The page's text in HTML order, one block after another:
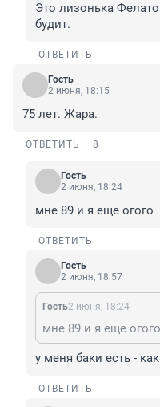
Это лизонька
будит.
ОТВЕТИТЬ
Гость
2 июня, 18:15
75 лет. Жара.
ОТВЕТИТЬ 8
Гость
2 июня, 18:24
мне 89 и я еще огого
ОТВЕТИТЬ
Гость
2 июня, 18:57
Гость2 июня, 18:24
мне 89 и я еще огого
у меня баки есть -
ОТВЕТИТЬ